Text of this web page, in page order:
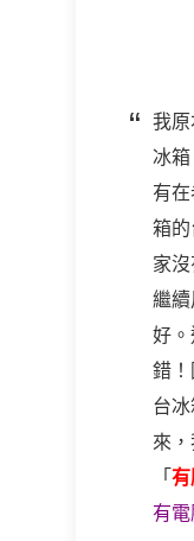
我
冰
有
箱
家
繼
好
錯
台
來
「
有